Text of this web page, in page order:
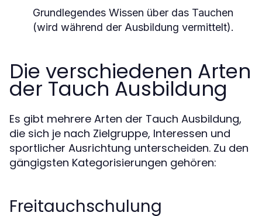
Grundlegendes Wissen über das Tauchen
(wird während der Ausbildung vermittelt).
Die verschiedenen Arten
der Tauch Ausbildung
Es gibt mehrere Arten der Tauch Ausbildung,
die sich je nach Zielgruppe, Interessen und
sportlicher Ausrichtung unterscheiden. Zu den
gängigsten Kategorisierungen gehören:
Freitauchschulung